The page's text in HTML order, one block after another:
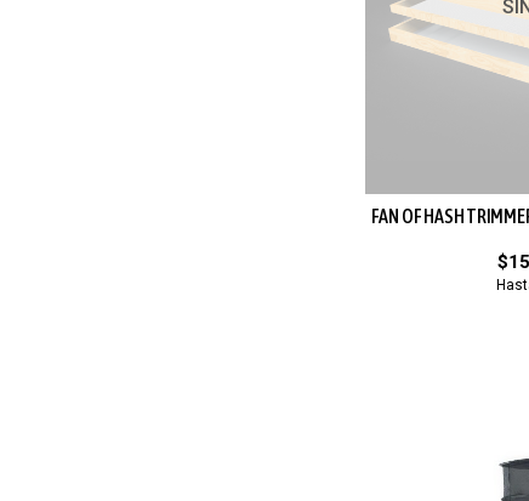
FAN OF HASH